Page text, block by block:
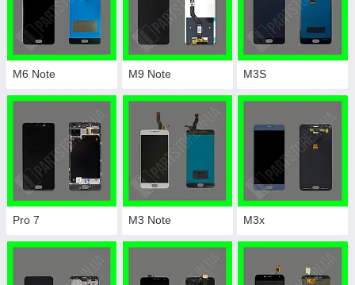
M6 Note M9 Note M3S
Pro 7 M3 Note M3x